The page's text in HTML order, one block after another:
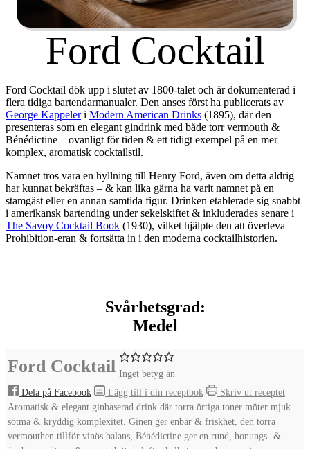
Ford Cocktail
Ford Cocktail dök upp i slutet av 1800-talet och är dokumenterad i
flera tidiga bartendarmanualer. Den anses först ha publicerats av
George Kappeleri Modern American Drinks (1895), där den
presenteras som en elegant gindrink med både torr vermouth &
Bénédictine – ovanligt för tiden & ett tidigt exempel på en mer
komplex, aromatisk cocktailstil.
Namnet tros vara en hyllning till Henry Ford, även om detta aldrig
har kunnat bekräftas – & kan lika gärna ha varit namnet på en
stamgäst eller en annan samtida figur. Drinken etablerade sig snabbt
i amerikansk bartending under sekelskiftet & inkluderades senare i
The Savoy Cocktail Book (1930), vilket hjälpte den att överleva
Prohibition-eran & fortsätta in i den moderna cocktailhistorien.
Svårhetsgrad:
Medel
Ford Cocktail Inget betyg än
Dela på Facebook
Lägg till i din receptbok
Skriv ut receptet
Aromatisk & elegant ginbaserad drink där torra örtiga toner möter mjuk
sötma & kryddig komplexitet. Ginen ger enbär & friskhet, den torra
vermouthen tillför vinös balans, Bénédictine ger en rund, honungs- &